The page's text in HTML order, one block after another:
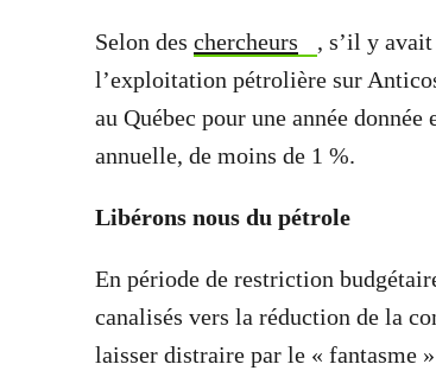
Selon des chercheurs
, s’il y
l’exploitation pétrolière sur
au Québec pour une année
annuelle, de moins de 1 %.
Libérons nous du pétrole
En période de restriction
canalisés vers la réduction de la
laisser distraire par le « fantasme